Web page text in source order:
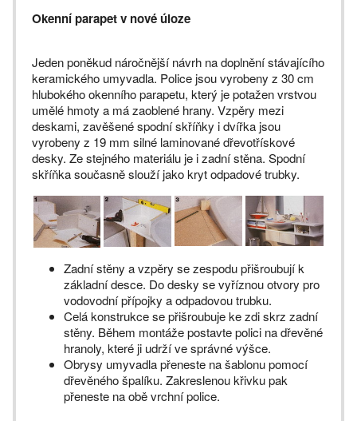
Okenní parapet v nové úloze
Jeden poněkud náročnější návrh na doplnění stávajícího
keramického umyvadla. Police jsou vyrobeny z 30 cm
hlubokého okenního parapetu, který je potažen vrstvou
umělé hmoty a má zaoblené hrany. Vzpěry mezi
deskami, zavěšené spodní skříňky i dvířka jsou
vyrobeny z 19 mm silné laminované dřevotřískové
desky. Ze stejného materiálu je i zadní stěna. Spodní
skříňka současně slouží jako kryt odpadové trubky.
Zadní stěny a vzpěry se zespodu přišroubují k
základní desce. Do desky se vyříznou otvory pro
vodovodní přípojky a odpadovou trubku.
Celá konstrukce se přišroubuje ke zdi skrz zadní
stěny. Během montáže postavte polici na dřevěné
hranoly, které ji udrží ve správné výšce.
Obrysy umyvadla přeneste na šablonu pomocí
dřevěného špalíku. Zakreslenou křivku pak
přeneste na obě vrchní police.